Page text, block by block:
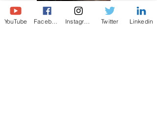
YouTube Twitter Linkedin